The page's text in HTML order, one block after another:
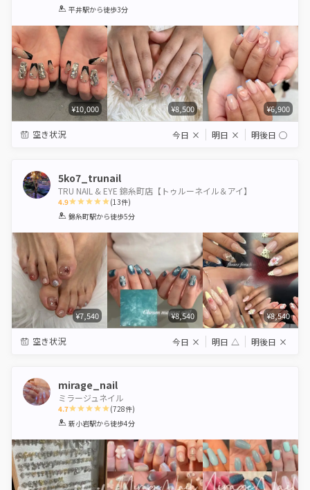
1 2 3 4 5
平井駅から徒歩3分
¥10,000 ¥8,500 ¥6,900
空き状況 今日 × 明日 × 明後日 ◯
5ko7_trunail
TRU NAIL & EYE 錦糸町店【トゥルーネイル＆アイ】
4.9
1 2 3 4 5
(13件)
錦糸町駅から徒歩5分
¥7,540 ¥8,540 ¥8,540
空き状況 今日 × 明日 △ 明後日 ×
mirage_nail
ミラージュネイル
4.7
1 2 3 4 5
(728件)
新小岩駅から徒歩4分